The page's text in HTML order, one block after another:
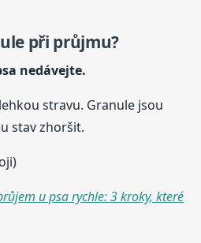
při průjmu?
nedávejte.
stravu. Granule jsou
stav zhoršit.
u psa rychle: 3 kroky, které